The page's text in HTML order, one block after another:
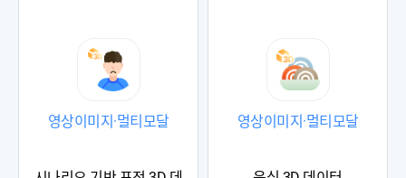
영상이미지·멀티모달 영상이미지·멀티모달